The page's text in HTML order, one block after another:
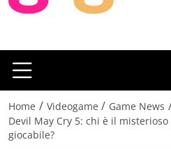
Home / Videogame / Game News
Devil May Cry 5: chi è il
giocabile?